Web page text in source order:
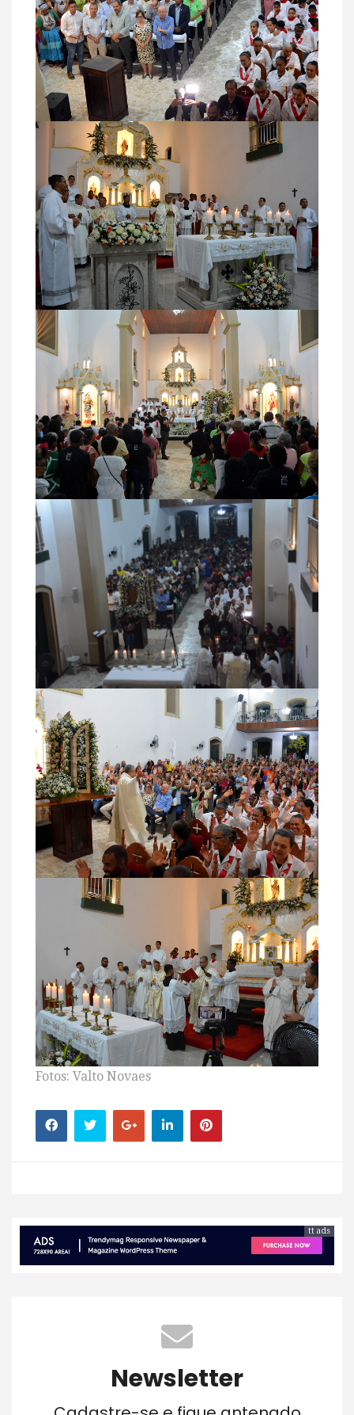
Fotos: Valto Novaes
tt ads
Newsletter